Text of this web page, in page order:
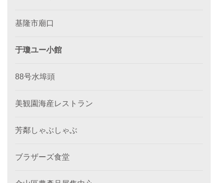
基隆市廟口
于瓊ユー小館
88号水埠頭
美観園海産レストラン
芳鄰しゃぶしゃぶ
ブラザーズ食堂